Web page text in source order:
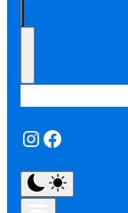
Instagram
Facebook